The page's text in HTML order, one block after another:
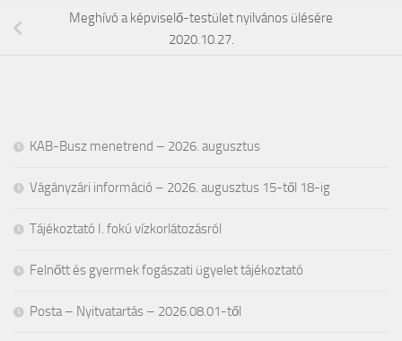
Meghívó a képviselő-testület nyilvános ülésére
2020.10.27.
KAB-Busz menetrend – 2026. augusztus
Vágányzári információ – 2026. augusztus 15-től 18-ig
Tájékoztató I. fokú vízkorlátozásról
Felnőtt és gyermek fogászati ügyelet tájékoztató
Posta – Nyitvatartás – 2026.08.01-től